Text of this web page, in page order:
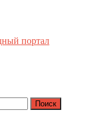
портал